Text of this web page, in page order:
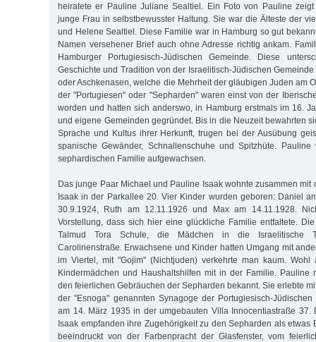
heiratete er Pauline Juliane Sealtiel. Ein Foto von Pauline
junge Frau in selbstbewusster Haltung. Sie war die Älteste der
und Helene Sealtiel. Diese Familie war in Hamburg so gut
Namen versehener Brief auch ohne Adresse richtig ankam.
Hamburger Portugiesisch-Jüdischen Gemeinde. Diese
Geschichte und Tradition von der Israelitisch-Jüdischen
oder Aschkenasen, welche die Mehrheit der gläubigen Juden am
der "Portugiesen" oder "Sepharden" waren einst von der
worden und hatten sich anderswo, in Hamburg erstmals im 16.
und eigene Gemeinden gegründet. Bis in die Neuzeit bewahrten
Sprache und Kultus ihrer Herkunft, trugen bei der Ausübung
spanische Gewänder, Schnallenschuhe und Spitzhüte.
sephardischen Familie aufgewachsen.
Das junge Paar Michael und Pauline Isaak wohnte zusammen mit
Isaak in der Parkallee 20. Vier Kinder wurden geboren: Daniel
30.9.1924, Ruth am 12.11.1926 und Max am 14.11.1928.
Vorstellung, dass sich hier eine glückliche Familie entfaltete.
Talmud Tora Schule, die Mädchen in die Israelitische
Carolinenstraße. Erwachsene und Kinder hatten Umgang mit
im Viertel, mit "Gojim" (Nichtjuden) verkehrte man kaum. Wohl
Kindermädchen und Haushaltshilfen mit in der Familie. Pauline
den feierlichen Gebräuchen der Sepharden bekannt. Sie erlebte
der "Esnoga" genannten Synagoge der Portugiesisch-
am 14. März 1935 in der umgebauten Villa Innocentiastraße 37.
Isaak empfanden ihre Zugehörigkeit zu den Sepharden als etwas
beeindruckt von der Farbenpracht der Glasfenster, vom